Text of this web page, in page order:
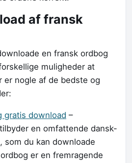
af fransk
en fransk ordbog
muligheder at
nogle af de bedste og
gratis download –
en omfattende dansk-
som du kan downloade
er en fremragende